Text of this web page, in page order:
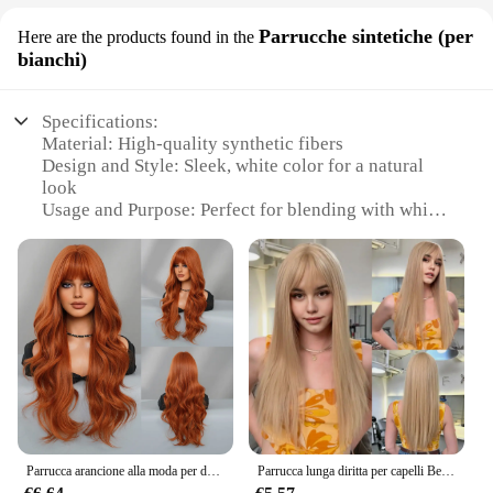
Here are the products found in the Parrucche sintetiche (per
bianchi)
Specifications:
Material: High-quality synthetic fibers
Design and Style: Sleek, white color for a natural
look
Usage and Purpose: Perfect for blending with white
Typical Adaptive Scenario: Ideal for daily wear,
events, or performances
Shape or Size or Weight or Quantity: One size fits
most, lightweight for comfort
Performance and Property: Durable and easy to
maintain
Features:
|Wholesale|
**Unmatched Comfort and Versatility**
Parrucca lunga diritta per capelli Beige parrucca sintetica con frangia soffice per capelli naturali per le donne copertura completa resistente al calore per Cosplay quotidiano